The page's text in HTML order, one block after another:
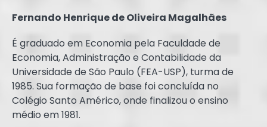
Fernando Henrique de Oliveira Magalhães
É graduado em Economia pela Faculdade de
Economia, Administração e Contabilidade da
Universidade de São Paulo (FEA-USP), turma de
1985. Sua formação de base foi concluída no
Colégio Santo Américo, onde finalizou o ensino
médio em 1981.